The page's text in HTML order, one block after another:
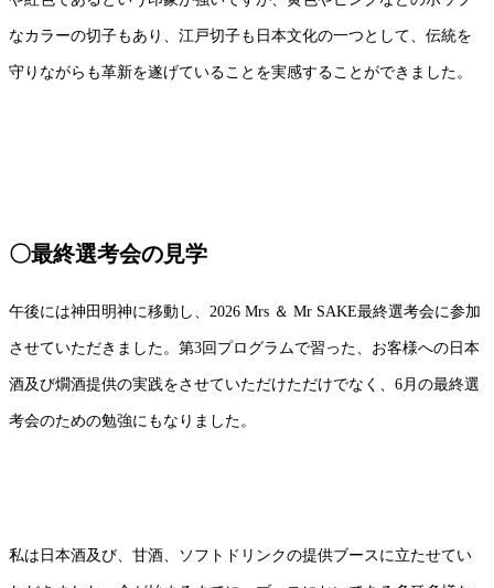
なカラーの切子もあり、江戸切子も日本文化の一つとして、伝統を
守りながらも革新を遂げていることを実感することができました。
〇最終選考会の見学
午後には神田明神に移動し、 2026 Mrs ＆ Mr SAKE最終選考会に参加
させていただきました。第3回プログラムで習った、お客様への日本
酒及び燗酒提供の実践をさせていただけただけでなく、 6月の最終選
考会のための勉強にもなりました。
私は日本酒及び、甘酒、ソフトドリンクの提供ブースに立たせてい